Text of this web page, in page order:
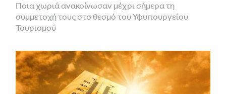
Ποια χωριά ανακοίνωσαν μέχρι σήμερα τη
συμμετοχή τους στο θεσμό του Υφυπουργείου
Τουρισμού